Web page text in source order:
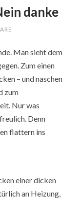
danke
Man sieht dem
Zum einen
– und naschen
zum
Nur was
Denn
flattern ins
einer dicken
an Heizung,